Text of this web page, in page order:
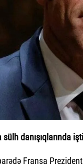
danışıqlarında
Fransa